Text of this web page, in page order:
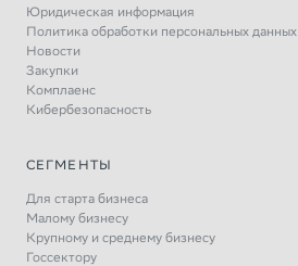
Юридическая информация
Политика обработки персональных данных
Новости
Закупки
Комплаенс
Кибербезопасность
СЕГМЕНТЫ
Для старта бизнеса
Малому бизнесу
Крупному и среднему бизнесу
Госсектору